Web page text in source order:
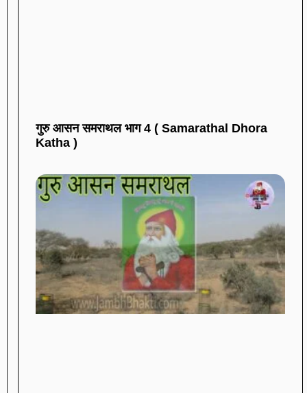
गुरु आसन समराथल भाग 4 ( Samarathal Dhora
Katha )